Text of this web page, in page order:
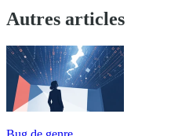
Autres articles